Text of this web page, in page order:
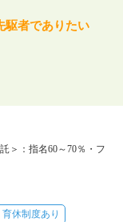
駆者でありたい
＞：指名60～70％・フ
育休制度あり